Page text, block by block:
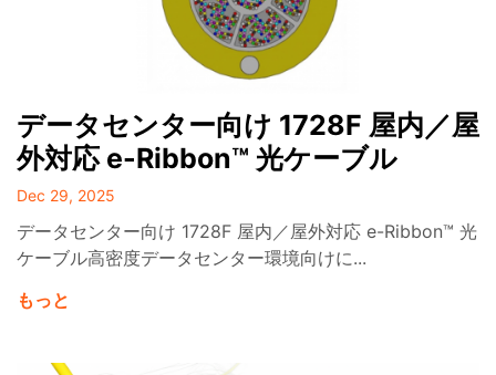
データセンター向け 1728F 屋内／屋
外対応 e-Ribbon™ 光ケーブル
Dec 29, 2025
データセンター向け 1728F 屋内／屋外対応 e-Ribbon™ 光
ケーブル高密度データセンター環境向けに...
もっと